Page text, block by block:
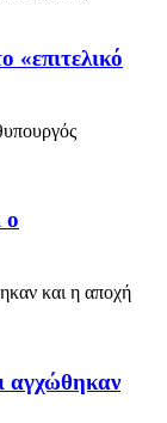
ο
αγχώθηκαν